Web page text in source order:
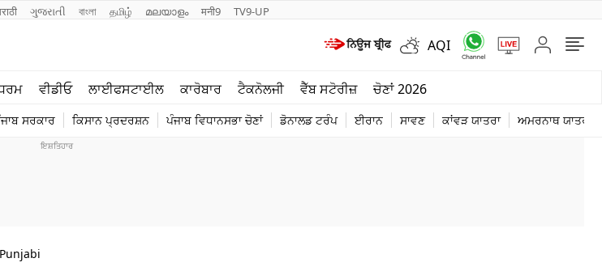
ગુજરાતી বাংলা தமிழ் മലയാളം मनी9 TV9-UP
AQI
ਵੀਡੀਓ ਲਾਈਫਸਟਾਈਲ ਕਾਰੋਬਾਰ ਟੈਕਨੋਲਜੀ ਵੈੱਬ ਸਟੋਰੀਜ਼ ਚੋਣਾਂ 2026
ਸਰਕਾਰ ਕਿਸਾਨ ਪ੍ਰਦਰਸ਼ਨ ਪੰਜਾਬ ਵਿਧਾਨਸਭਾ ਚੋਣਾਂ ਡੋਨਾਲਡ ਟਰੰਪ ਈਰਾਨ ਸਾਵਣ ਕਾਂਵੜ ਯਾਤਰਾ ਅਮਰਨਾਥ ਯਾਤਰਾ
ਟੈਕਨੋਲਜੀ
ਦੁਨੀਆ